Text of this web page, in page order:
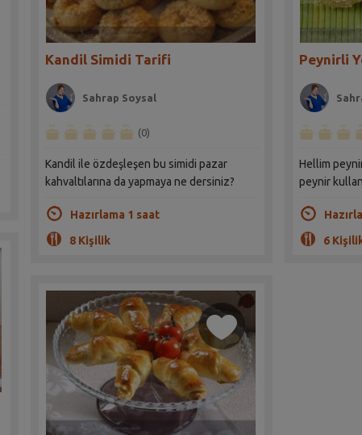
Kandil Simidi Tarifi
Sahrap Soysal
(0)
Kandil ile özdeşleşen bu simidi pazar
kahvaltılarına da yapmaya ne dersiniz?
Hazırlama 1 saat
8 Kişilik
Peynirli
Hellim
peynir
6